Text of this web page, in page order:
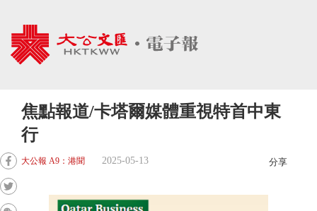
焦點報道/卡塔爾媒體重視特首中東
行
大公報 A9：港聞 2025-05-13 分享